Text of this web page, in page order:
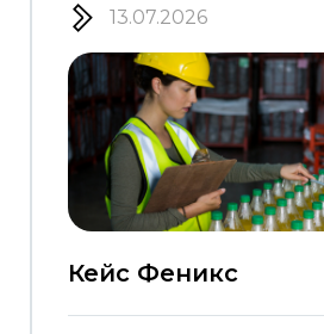
13.07.2026
Кейс Феникс